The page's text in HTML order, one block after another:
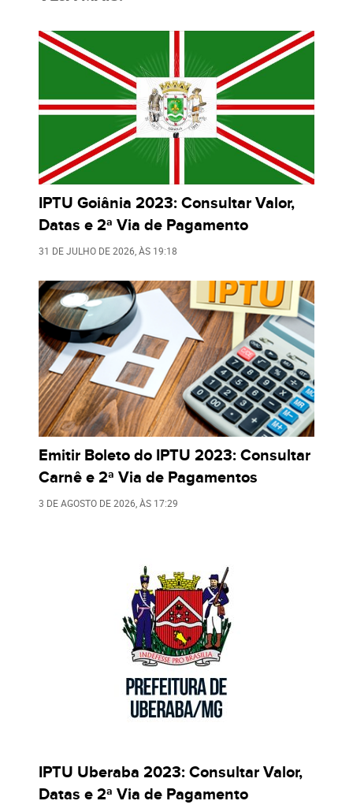
IPTU Goiânia 2023: Consultar Valor,
Datas e 2ª Via de Pagamento
31 DE JULHO DE 2026, ÀS 19:18
Emitir Boleto do IPTU 2023: Consultar
Carnê e 2ª Via de Pagamentos
3 DE AGOSTO DE 2026 , ÀS 17:29
IPTU Uberaba 2023: Consultar Valor,
Datas e 2ª Via de Pagamento